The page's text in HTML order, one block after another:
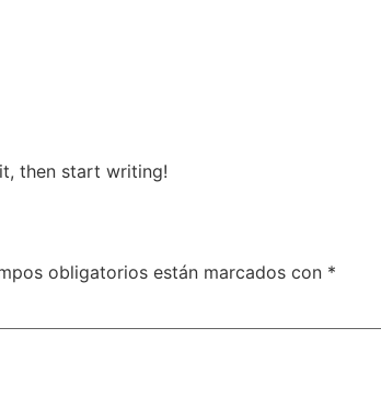
then start writing!
obligatorios están marcados con *